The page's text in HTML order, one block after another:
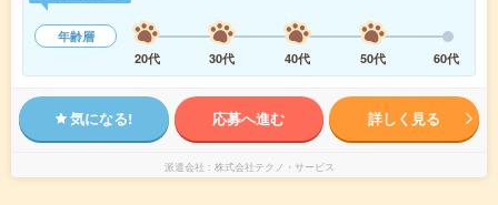
年齢層
20代
30代 40代 50代 60代
気になる! 応募へ進む 詳しく見る
派遣会社 株式会社テクノ・サービス